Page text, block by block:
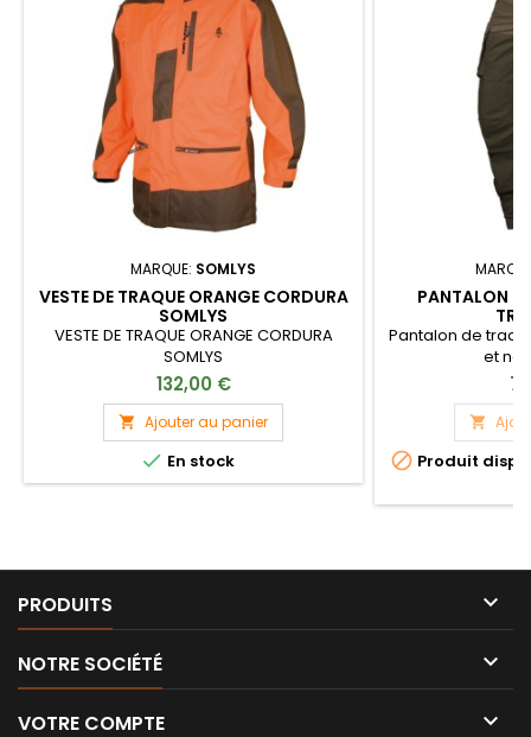
MARQUE: SOMLYS
VESTE DE TRAQUE ORANGE CORDURA
SOMLYS
VESTE DE TRAQUE ORANGE CORDURA
SOMLYS
132,00 €
 Ajouter au panier
 En stock
PANTALON
Pantalon de
et

 Produit
PRODUITS 
NOTRE SOCIÉTÉ 
VOTRE COMPTE 